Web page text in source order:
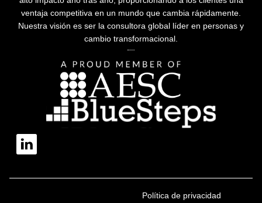
ventaja competitiva en un mundo que cambia rápidamente.
Nuestra visión es ser la consultora global líder en personas y
cambio transformacional.
Política de privacidad